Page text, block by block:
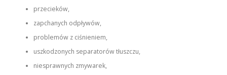
przecieków,
zapchanych odpływów,
problemów z ciśnieniem,
uszkodzonych separatorów tłuszczu,
niesprawnych zmywarek,